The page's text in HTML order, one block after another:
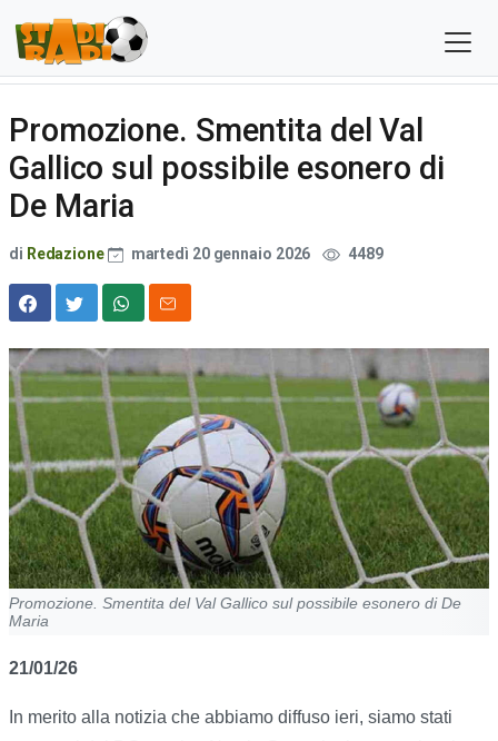
Promozione. Smentita del Val
Gallico sul possibile esonero di
De Maria
di Redazione martedì 20 gennaio 2026 4489
Promozione. Smentita del Val Gallico sul possibile esonero di De
Maria
21/01/26
In merito alla notizia che abbiamo diffuso ieri, siamo stati